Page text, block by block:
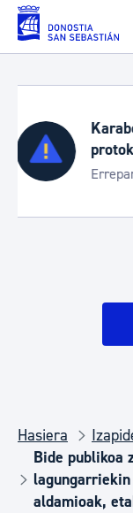
Eduki nagusira joan
Hasiera
Bide publikoa
aldamioak,